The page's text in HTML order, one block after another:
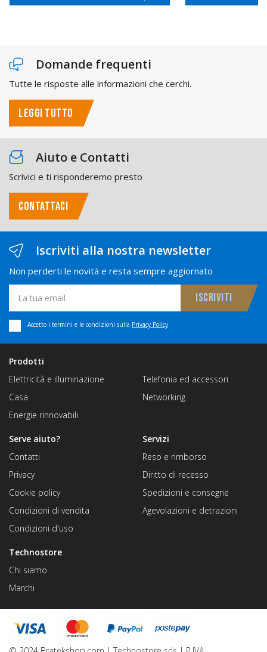
Domande frequenti
Tutte le risposte alle informazioni che cerchi.
LEGGI TUTTO
Aiuto e Contatti
Scrivici e ti risponderemo presto
CONTATTACI
Iscriviti alla nostra newsletter
Non perderti le novità e resta sempre aggiornato
Accetto i termini e le condizioni sulla Privacy Policy
Prodotti
Elettricità e illuminazione
Casa
Energie rinnovabili
Telefonia ed accessori
Networking
Technostore
Chi siamo
Marchi
Servizi
Reso e rimborso
Diritto di recesso
Spedizioni e consegne
Agevolazioni e detrazioni
Serve aiuto?
Contatti
Privacy
Cookie policy
Condizioni di vendita
Condizioni d'uso